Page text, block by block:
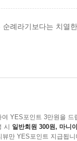
급이라는 표지였고
각이 들 정도였다.
애타는 동경을 주체
릴 적부터 공기처
이기에 더욱 그러하
쎄이와 다른 점이
순례라기보다는 치
YES포인트 3만원을 드
시 일반회원 300원, 마니
만 YES포인트 지급됩니